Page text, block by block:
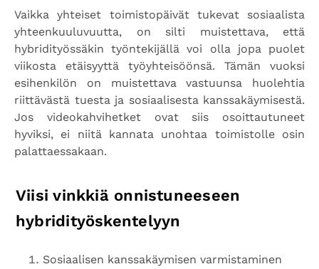
Vaikka yhteiset toimistopäivät tukevat sosiaalista
yhteenkuuluvuutta, on silti muistettava, että
hybridityössäkin työntekijällä voi olla jopa puolet
viikosta etäisyyttä työyhteisöönsä. Tämän vuoksi
esihenkilön on muistettava vastuunsa huolehtia
riittävästä tuesta ja sosiaalisesta kanssakäymisestä.
Jos videokahvihetket ovat siis osoittautuneet
hyviksi, ei niitä kannata unohtaa toimistolle osin
palattaessakaan.
Viisi vinkkiä onnistuneeseen
hybridityöskentelyyn
Sosiaalisen kanssakäymisen varmistaminen